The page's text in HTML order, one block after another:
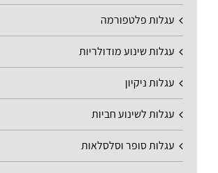
עגלות פלטפורמה
עגלות שינוע מודולריות
עגלות ניקיון
עגלות לשינוע חביות
עגלות סופר וסלסלאות